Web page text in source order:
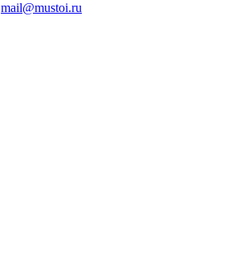
mail@mustoi.ru